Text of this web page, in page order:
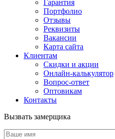
Гарантия
Портфолио
Отзывы
Реквизиты
Вакансии
Карта сайта
Клиентам
Скидки и акции
Онлайн-калькулятор
Вопрос-ответ
Оптовикам
Контакты
Вызвать замерщика